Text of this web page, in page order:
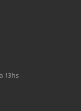
13hs